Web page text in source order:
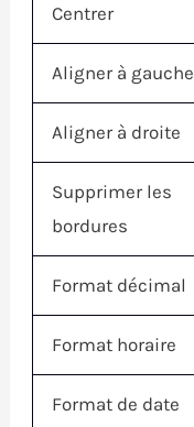
Centrer
Aligner à gauche
Aligner à droite
Supprimer les
bordures
Format décimal
Format horaire
Format de date